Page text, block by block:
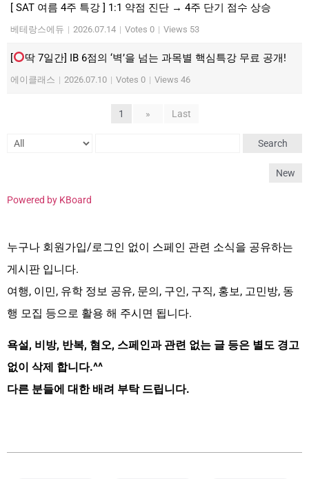
[ SAT 여름 4주 특강 ] 1:1 약점 진단 → 4주 단기 점수 상승
베테랑스에듀 | 2026.07.14 | Votes 0 | Views 53
[ 딱 7일간] IB 6점의 ‘벽’을 넘는 과목별 핵심특강 무료 공개!
에이클래스 | 2026.07.10 | Votes 0 | Views 46
1 » Last
Search
New
Powered by KBoard
누구나 회원가입/로그인 없이 스페인 관련 소식을 공유하는
게시판 입니다.
여행, 이민, 유학 정보 공유, 문의, 구인, 구직, 홍보, 고민방, 동
행 모집 등으로 활용 해 주시면 됩니다.
욕설, 비방, 반복, 혐오, 스페인과 관련 없는 글 등은 별도 경고
없이 삭제 합니다.^^
다른 분들에 대한 배려 부탁 드립니다.